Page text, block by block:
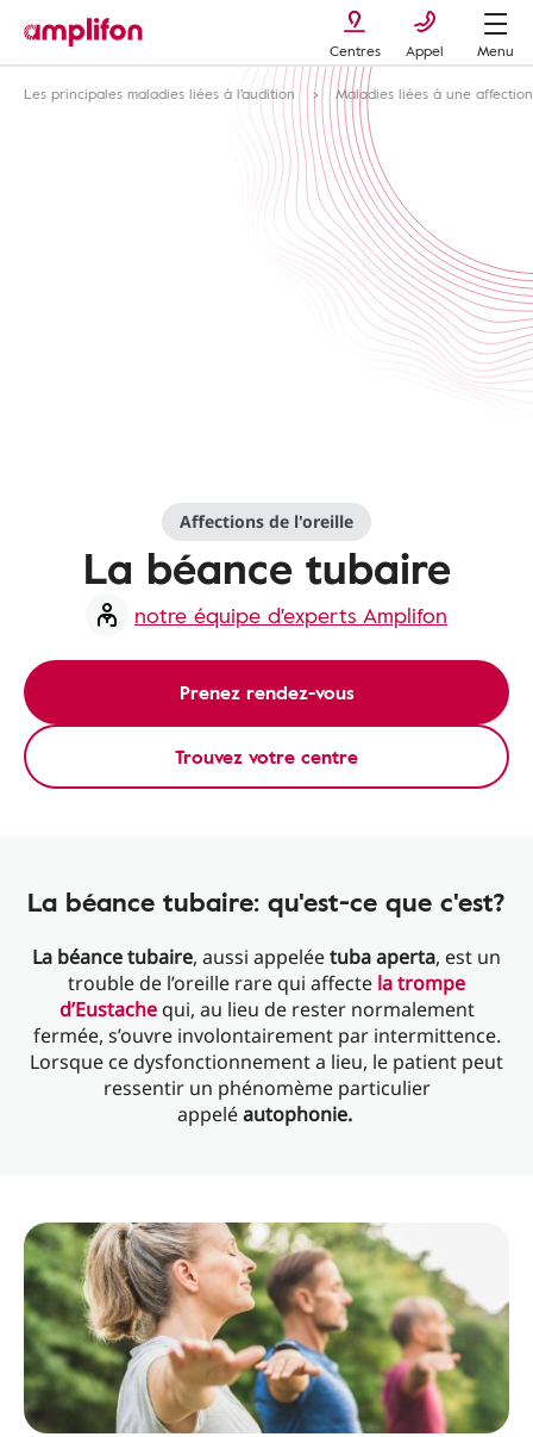
Centres Appel
Menu
Les principales maladies liées à l'audition
Maladies liées à une
Affections de l'oreille
La béance tubaire
notre équipe d'experts Amplifon
Prenez rendez-vous
Trouvez votre centre
La béance tubaire: qu'est-ce que c'est?
La béance tubaire, aussi appeléetuba aperta, est un
trouble de l’oreille rare qui affecte la trompe
d’Eustachequi, au lieu de rester normalement
fermée, s’ouvre involontairement par intermittence.
Lorsque ce dysfonctionnement a lieu, le patient peut
ressentir un phénomème particulier
appeléautophonie.